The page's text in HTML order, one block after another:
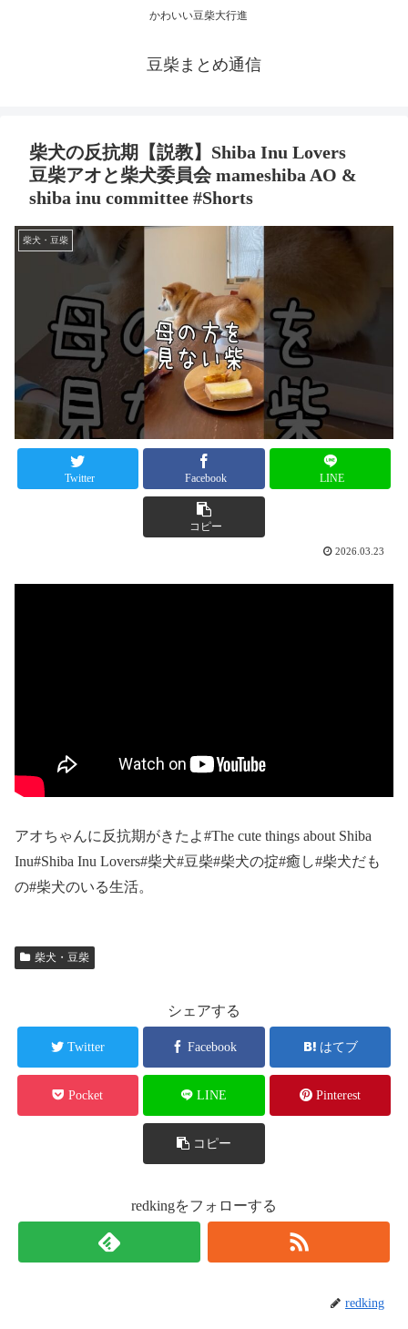
かわいい豆柴大行進
豆柴まとめ通信
柴犬の反抗期【説教】Shiba Inu Lovers
豆柴アオと柴犬委員会 mameshiba AO &
shiba inu committee #Shorts
柴犬・豆柴
Twitter Facebook LINE
コピー
2026.03.23
アオちゃんに反抗期がきたよ#The cute things about Shiba
Inu#Shiba Inu Lovers#柴犬#豆柴#柴犬の掟#癒し#柴犬だも
の#柴犬のいる生活。
柴犬・豆柴
シェアする
Twitter Facebook はてブ
Pocket LINE Pinterest
コピー
redkingをフォローする
redking